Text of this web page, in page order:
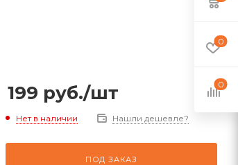
199 руб./шт
Нет в наличии Нашли дешевле?
ПОД ЗАКАЗ
0
0